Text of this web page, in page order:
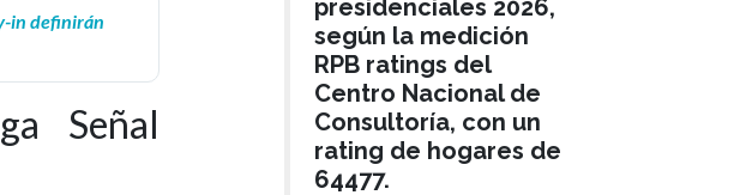
in definirán
Señal
presidenciales 2026,
según la medición
RPB ratings del
Centro Nacional de
Consultoría, con un
rating de hogares de
64477.